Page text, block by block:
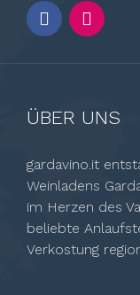
ÜBER UNS
gardavino.it
Weinladens
im Herzen des
beliebte
Verkostung